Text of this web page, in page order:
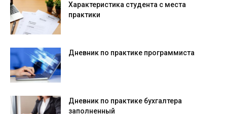
Характеристика студента с места
практики
Дневник по практике программиста
Дневник по практике бухгалтера
заполненный